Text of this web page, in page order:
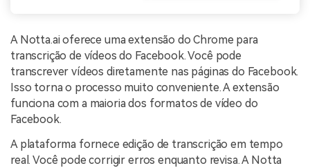
A Notta.ai oferece uma extensão do Chrome para
transcrição de vídeos do Facebook. Você pode
transcrever vídeos diretamente nas páginas do Facebook.
Isso torna o processo muito conveniente. A extensão
funciona com a maioria dos formatos de vídeo do
Facebook.
A plataforma fornece edição de transcrição em tempo
real. Você pode corrigir erros enquanto revisa. A Notta